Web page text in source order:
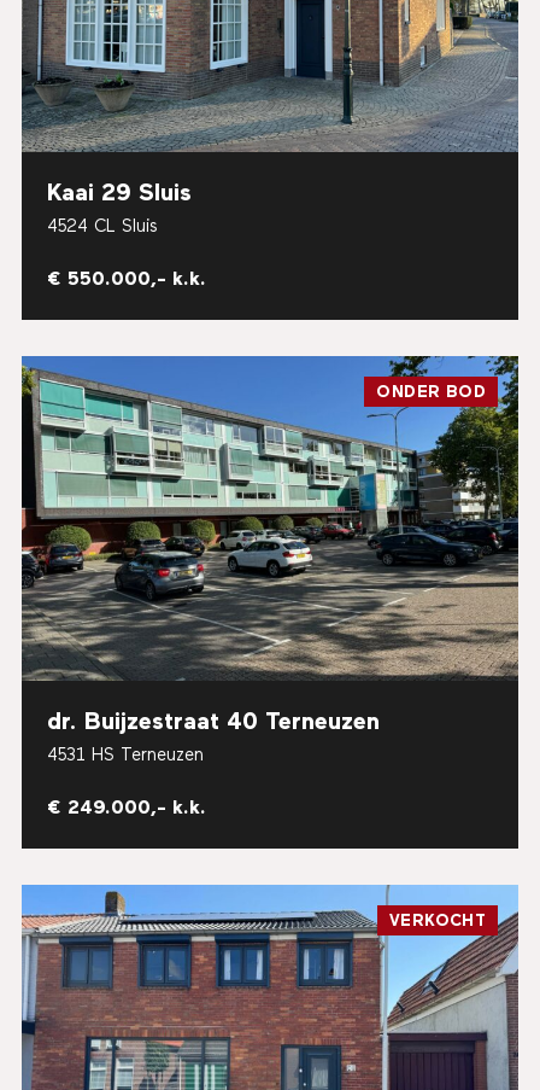
Kaai 29 Sluis
4524 CL Sluis
€ 550.000,- k.k.
ONDER BOD
dr. Buijzestraat 40 Terneuzen
4531 HS Terneuzen
€ 249.000,- k.k.
VERKOCHT